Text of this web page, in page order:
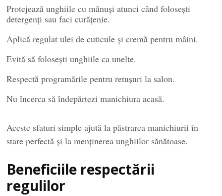
Protejează unghiile cu mănuși atunci când folosești
detergenți sau faci curățenie.
Aplică regulat ulei de cuticule și cremă pentru mâini.
Evită să folosești unghiile ca unelte.
Respectă programările pentru retușuri la salon.
Nu încerca să îndepărtezi manichiura acasă.
Aceste sfaturi simple ajută la păstrarea manichiurii în
stare perfectă și la menținerea unghiilor sănătoase.
Beneficiile respectării
regulilor